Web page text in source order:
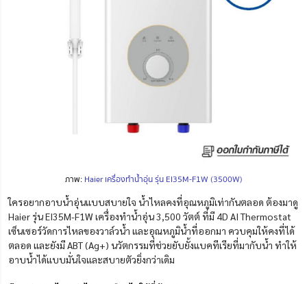
ภาพ: Haier เครื่องทำน้ำอุ่น รุ่น EI35M-F1W (3500W)
ใครอยากอาบน้ำอุ่นแบบสบายใจ น้ำไหลคงที่อุณหภูมิเท่ากันตลอด ต้องมาดู
Haier รุ่น EI35M-F1W เครื่องทำน้ำอุ่น 3,500 วัตต์ ที่มี 4D AI Thermostat
เซ็นเซอร์วัดการไหลของวาล์วน้ำ และอุณหภูมิน้ำที่ออกมา ควบคุมให้คงที่ได้
ตลอด และยังมี ABT (Ag+) นวัตกรรมที่ช่วยยับยั้งแบคทีเรียที่มากับน้ำ ทำให้
อาบน้ำได้แบบมั่นใจและสบายตัวยิ่งกว่าเดิม